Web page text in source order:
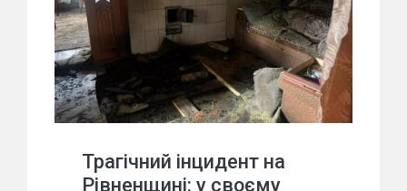
Трагічний інцидент на
Рівненщині: у своєму